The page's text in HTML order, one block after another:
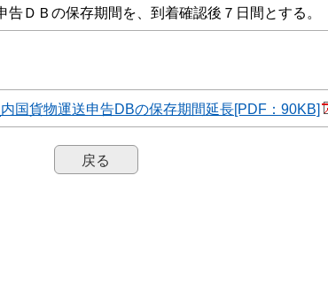
告ＤＢの保存期間を、到着確認後７日間とする。
国貨物運送申告DBの保存期間延長[PDF：90KB]
戻る